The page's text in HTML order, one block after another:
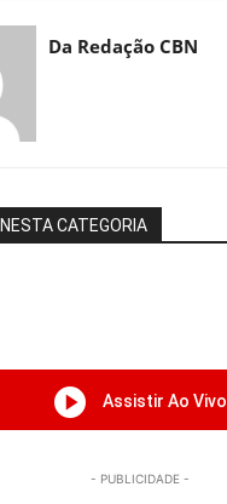
Da Redação CBN
CATEGORIA
Assistir Ao Vivo
- PUBLICIDADE -